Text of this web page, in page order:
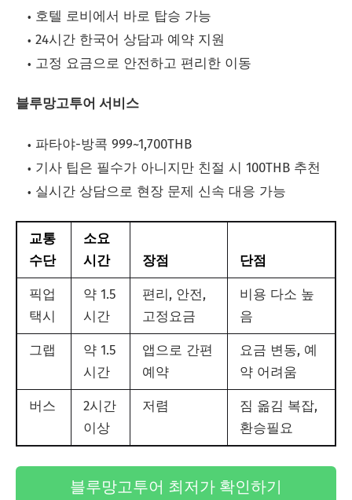
호텔 로비에서 바로 탑승 가능
24시간 한국어 상담과 예약 지원
고정 요금으로 안전하고 편리한 이동
블루망고투어 서비스
파타야-방콕 999~1,700THB
기사 팁은 필수가 아니지만 친절 시 100THB 추천
실시간 상담으로 현장 문제 신속 대응 가능
교통
수단
소요
시간
장점 단점
픽업
택시
약 1.5
시간
편리, 안전,
고정요금
비용 다소 높
음
그랩
약 1.5
시간
앱으로 간편
예약
요금 변동, 예
약 어려움
버스
2시간
이상
저렴
짐 옮김 복잡,
환승필요
블루망고투어 최저가 확인하기